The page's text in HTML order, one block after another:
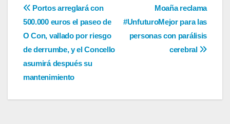
Navegación
de
entradas
Moaña reclama
#UnfuturoMejor para las
personas con parálisis
cerebral
Portos arreglará con
500.000 euros el paseo de
O Con, vallado por riesgo
de derrumbe, y el Concello
asumirá después su
mantenimiento